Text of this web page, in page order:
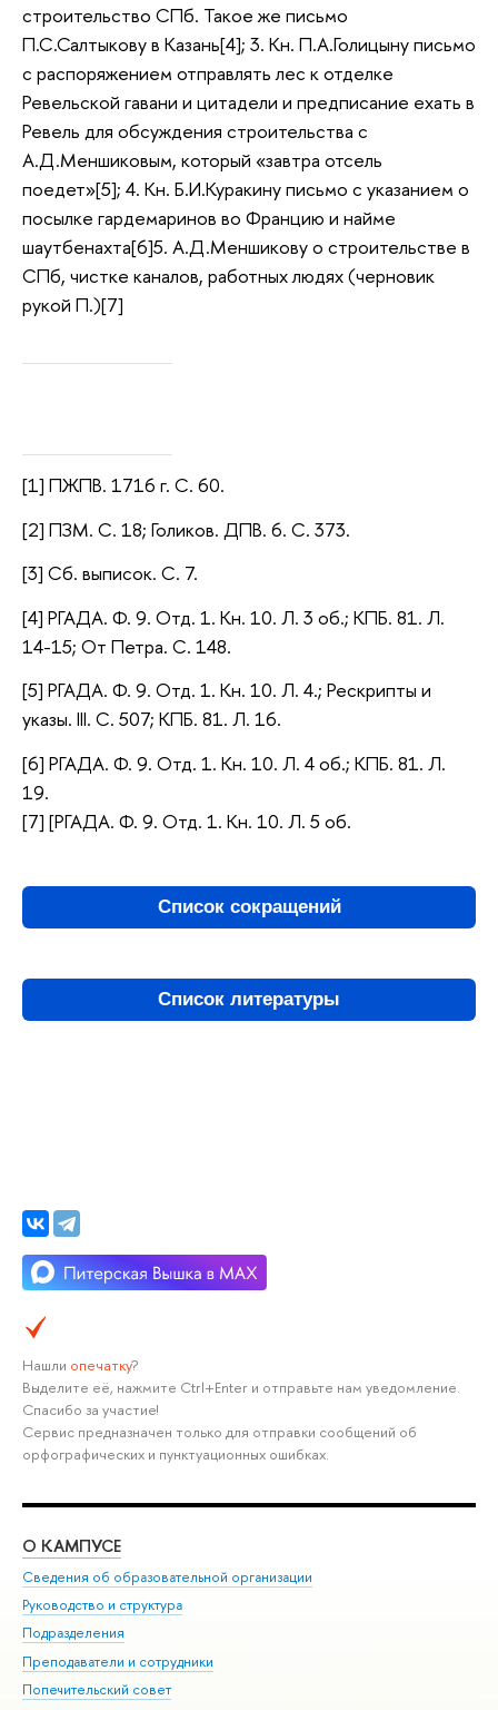
строительство СПб. Такое же письмо
П.С.Салтыкову в Казань[4]; 3. Кн. П.А.Голицыну письмо
с распоряжением отправлять лес к отделке
Ревельской гавани и цитадели и предписание ехать в
Ревель для обсуждения строительства с
А.Д.Меншиковым, который «завтра отсель
поедет»[5]; 4. Кн. Б.И.Куракину письмо с указанием о
посылке гардемаринов во Францию и найме
шаутбенахта[6]5. А.Д.Меншикову о строительстве в
СПб, чистке каналов, работных людях (черновик
рукой П.)[7]
[1] ПЖПВ. 1716 г. С. 60.
[2] ПЗМ. С. 18; Голиков. ДПВ. 6. С. 373.
[3] Сб. выписок. С. 7.
[4] РГАДА. Ф. 9. Отд. 1. Кн. 10. Л. 3 об.; КПБ. 81. Л.
14-15; От Петра. С. 148.
[5] РГАДА. Ф. 9. Отд. 1. Кн. 10. Л. 4.; Рескрипты и
указы. III. С. 507; КПБ. 81. Л. 16.
[6] РГАДА. Ф. 9. Отд. 1. Кн. 10. Л. 4 об.; КПБ. 81. Л.
19.
[7] [РГАДА. Ф. 9. Отд. 1. Кн. 10. Л. 5 об.
Список сокращений
Список литературы
Нашли опечатку?
Выделите её, нажмите Ctrl+Enter и отправьте нам уведомление.
Спасибо за участие!
Сервис предназначен только для отправки сообщений об
орфографических и пунктуационных ошибках.
О КАМПУСЕ
Сведения об образовательной организации
Руководство и структура
Подразделения
Преподаватели и сотрудники
Попечительский совет